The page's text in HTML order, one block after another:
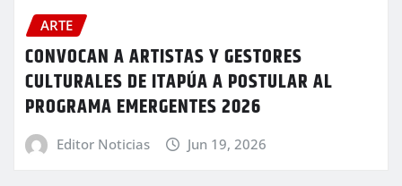
ARTE
CONVOCAN A ARTISTAS Y GESTORES
CULTURALES DE ITAPÚA A POSTULAR AL
PROGRAMA EMERGENTES 2026
Editor Noticias Jun 19, 2026